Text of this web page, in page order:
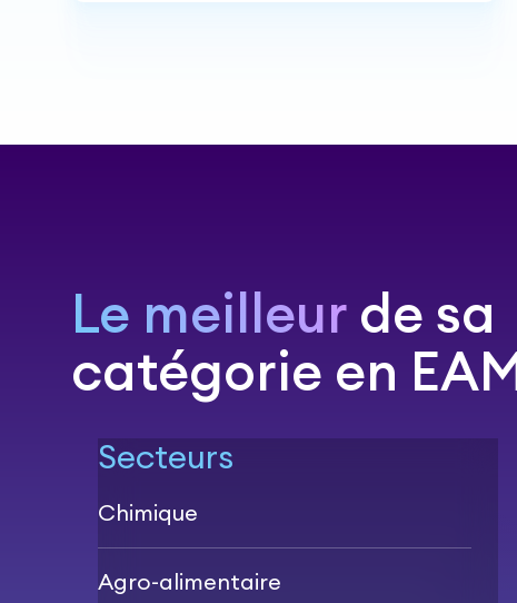
Le meilleur de sa
catégorie en EAM
Secteurs
Chimique
Agro-alimentaire